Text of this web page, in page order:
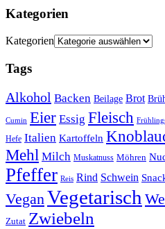
Kategorien
Kategorien
Tags
Alkohol Backen Beilage Brot
Cumin Eier Essig Fleisch
Hefe Italien Kartoffeln
Mehl Milch Muskatnuss Möhren
Pfeffer Reis Rind Schwein
VeganVegetarisch
Zutat Zwiebeln